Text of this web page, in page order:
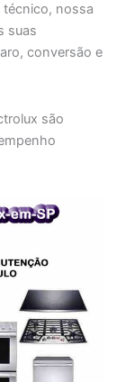
nossa
suas
conversão e
são